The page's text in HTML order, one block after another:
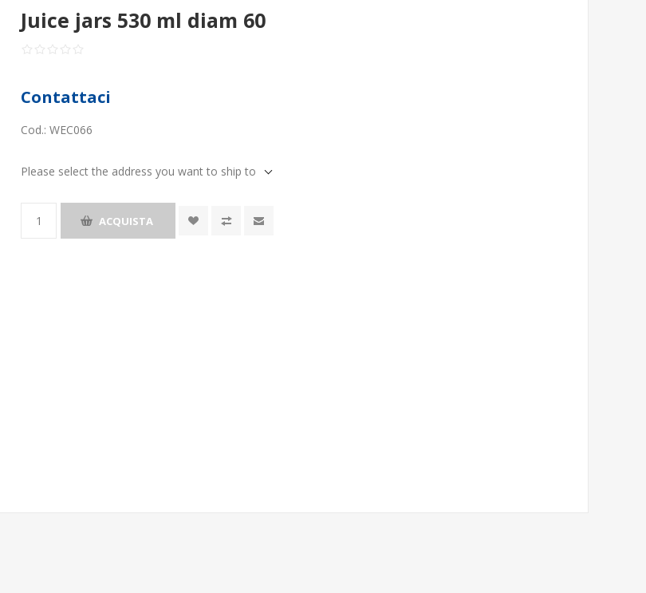
Juice jars 530 ml diam 60
Contattaci
Cod.: WEC066
Please select the address you want to ship to
ACQUISTA